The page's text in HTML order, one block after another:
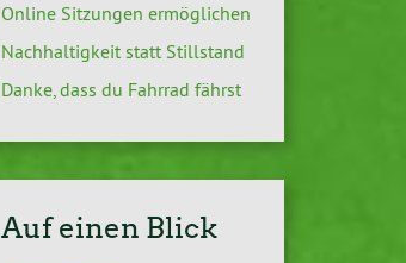
Online Sitzungen ermöglichen
Nachhaltigkeit statt Stillstand
Danke, dass du Fahrrad fährst
Auf einen Blick